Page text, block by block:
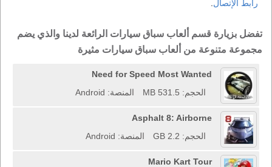
رابط الإتصال.
تفضل بزيارة قسم ألعاب سباق سيارات الرائعة لدينا والذي يضم
مجموعة متنوعة من ألعاب سباق سيارات مثيرة
Need for Speed Most Wanted
الحجم: 531.5 MB
المنصة: Android
Asphalt 8: Airborne
الحجم: 2.2 GB
المنصة: Android
Mario Kart Tour